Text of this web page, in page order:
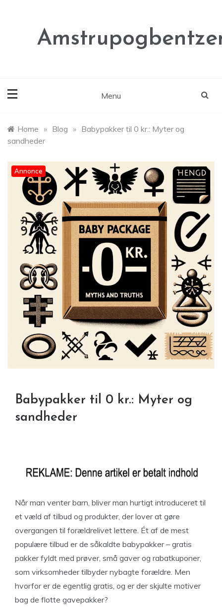
Menu
Home » Blog » Babypakker til 0 kr.: Myter og
sandheder
Annonce
Babypakker til 0 kr.: Myter og
sandheder
Når man venter barn, bliver man hurtigt introduceret til
et væld af tilbud og produkter, der lover at gøre
overgangen til forældrelivet lettere. Ét af de mest
populære tilbud er de såkaldte babypakker – gratis
pakker fyldt med prøver, små gaver og rabatkuponer,
som virksomheder tilbyder nybagte forældre. Men
hvorfor er de egentlig gratis, og er der skjulte motiver
bag de flotte gavepakker?